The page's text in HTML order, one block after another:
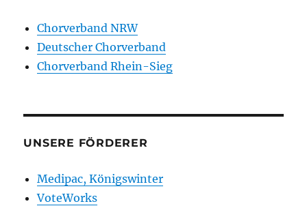
Chorverband NRW
Deutscher Chorverband
Chorverband Rhein-Sieg
UNSERE FÖRDERER
Medipac, Königswinter
VoteWorks